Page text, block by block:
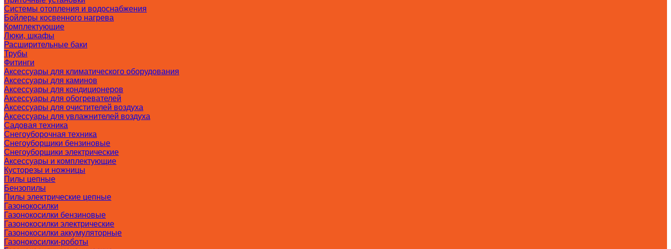
Системы отопления и водоснабжения
Бойлеры косвенного нагрева
Комплектующие
Люки, шкафы
Расширительные баки
Трубы
Фитинги
Аксессуары для климатического оборудования
Аксессуары для каминов
Аксессуары для кондиционеров
Аксессуары для обогревателей
Аксессуары для очистителей воздуха
Аксессуары для увлажнителей воздуха
Садовая техника
Снегоуборочная техника
Снегоуборщики бензиновые
Снегоуборщики электрические
Аксессуары и комплектующие
Кусторезы и ножницы
Пилы цепные
Бензопилы
Пилы электрические цепные
Газонокосилки
Газонокосилки бензиновые
Газонокосилки электрические
Газонокосилки аккумуляторные
Газонокосилки-роботы